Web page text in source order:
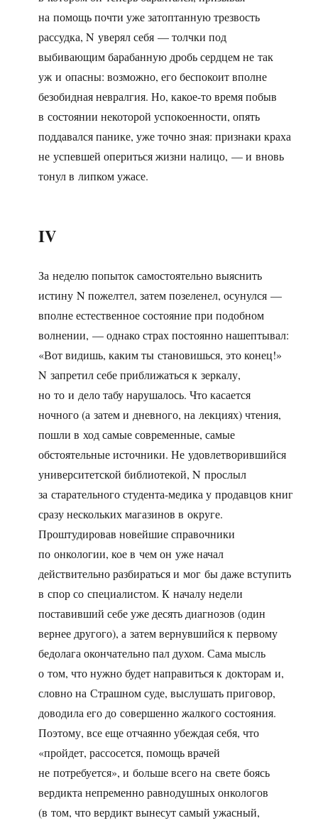
на помощь почти уже затоптанную трезвость
рассудка, N уверял себя — толчки под
выбивающим барабанную дробь сердцем не так
уж и опасны: возможно, его беспокоит вполне
безобидная невралгия. Но, какое-то время побыв
в состоянии некоторой успокоенности, опять
поддавался панике, уже точно зная: признаки краха
не успевшей опериться жизни налицо, — и вновь
тонул в липком ужасе.
IV
За неделю попыток самостоятельно выяснить
истину N пожелтел, затем позеленел, осунулся —
вполне естественное состояние при подобном
волнении, — однако страх постоянно нашептывал:
«Вот видишь, каким ты становишься, это конец!»
N запретил себе приближаться к зеркалу,
но то и дело табу нарушалось. Что касается
ночного (а затем и дневного, на лекциях) чтения,
пошли в ход самые современные, самые
обстоятельные источники. Не удовлетворившийся
университетской библиотекой, N прослыл
за старательного студента-медика у продавцов книг
сразу нескольких магазинов в округе.
Проштудировав новейшие справочники
по онкологии, кое в чем он уже начал
действительно разбираться и мог бы даже вступить
в спор со специалистом. К началу недели
поставивший себе уже десять диагнозов (один
вернее другого), а затем вернувшийся к первому
бедолага окончательно пал духом. Сама мысль
о том, что нужно будет направиться к докторам и,
словно на Страшном суде, выслушать приговор,
доводила его до совершенно жалкого состояния.
Поэтому, все еще отчаянно убеждая себя, что
«пройдет, рассосется, помощь врачей
не потребуется», и больше всего на свете боясь
вердикта непременно равнодушных онкологов
(в том, что вердикт вынесут самый ужасный,